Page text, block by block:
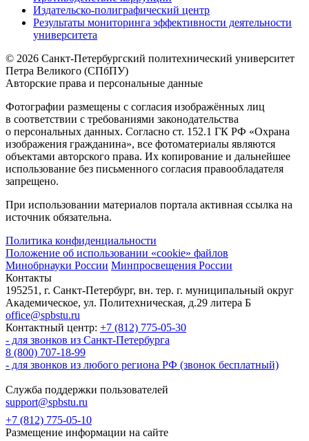
Издательско-полиграфический центр
Результаты мониторинга эффективности деятельности
университета
© 2026 Санкт-Петербургский политехнический университет
Петра Великого (СПбПУ)
Авторские права и персональные данные
Фотографии размещены с согласия изображённых лиц
в соответствии с требованиями законодательства
о персональных данных. Согласно ст. 152.1 ГК РФ «Охрана
изображения гражданина», все фотоматериалы являются
объектами авторского права. Их копирование и дальнейшее
использование без письменного согласия правообладателя
запрещено.
При использовании материалов портала активная ссылка на
источник обязательна.
Политика конфиденциальности
Положение об использовании «cookie» файлов
Минобрнауки России Минпросвещения России
Контакты
195251, г. Санкт-Петербург, вн. тер. г. муниципальный округ
Академическое, ул. Политехническая, д.29 литера Б
office@spbstu.ru
Контактный центр: +7 (812) 775-05-30
- для звонков из Санкт-Петербурга
8 (800) 707-18-99
- для звонков из любого региона РФ (звонок бесплатный)
Служба поддержки пользователей
support@spbstu.ru
+7 (812) 775-05-10
Размещение информации на сайте